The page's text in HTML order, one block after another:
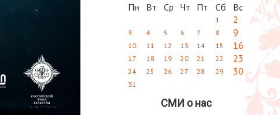
Пн Вт Ср Чт Пт Сб Вс
1 2
3 4 5 6 7 8 9
10 11 12 13 14 15 16
17 18 19 20 21 22 23
24 25 26 27 28 29 30
31
СМИ о нас